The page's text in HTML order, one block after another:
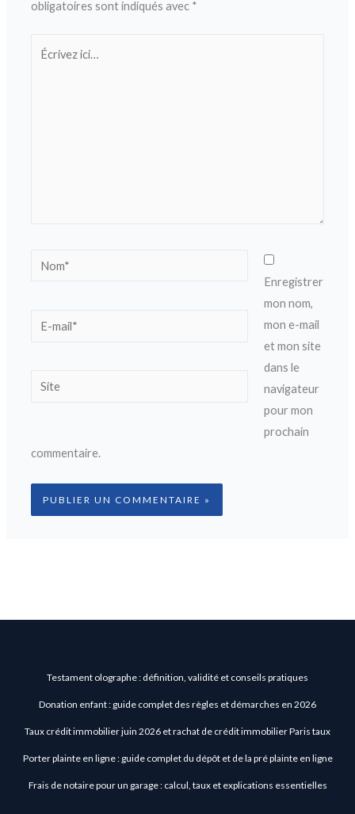
obligatoires sont indiqués avec *
Nom*
E-
Site
Enregistrer
mon nom,
mon e-mail
et mon site
dans le
navigateur
pour mon
prochain
commentaire.
Testament olographe : définition, validité et conseils pratiques
Donation enfant : guide complet des règles et démarches en 2026
Taux crédit immobilier juin 2026 et rachat de crédit immobilier Paris taux
Porter plainte en ligne : guide complet du dépôt et de la pré plainte en ligne
Frais de notaire pour un garage : calcul, taux et explications essentielles